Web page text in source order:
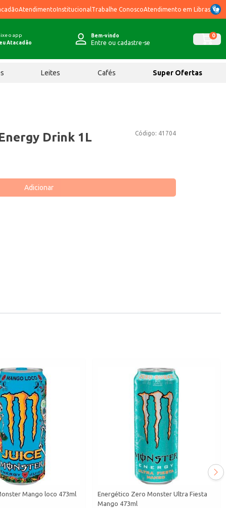
AtendimentoInstitucional Trabalhe ConoscoAtendimento em Libras
o app
Atacadão
Bem-vindo
Entre ou cadastre-se
0
Leites Cafés Super Ofertas
Código: 41704
Drink 1L
Adicionar
Mango loco 473ml
Energético Zero Monster Ultra Fiesta
Mango 473ml